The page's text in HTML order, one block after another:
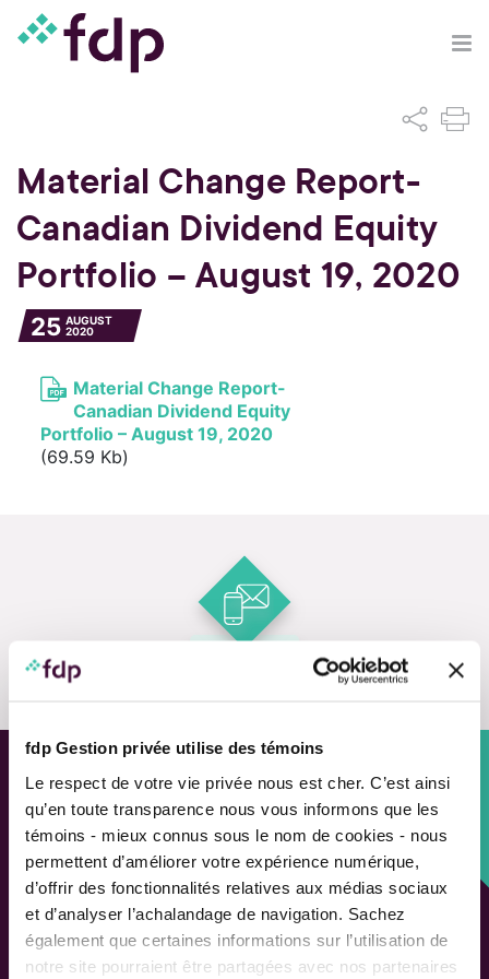
fdp Gestion privée utilise des témoins
Le respect de votre vie privée nous est cher. C’est ainsi
qu’en toute transparence nous vous informons que les
témoins - mieux connus sous le nom de cookies - nous
permettent d’améliorer votre expérience numérique,
d’offrir des fonctionnalités relatives aux médias sociaux
et d’analyser l’achalandage de navigation. Sachez
également que certaines informations sur l’utilisation de
notre site pourraient être partagées avec nos partenaires
Material Change Report-
Canadian Dividend Equity
Portfolio – August 19, 2020
25 AUGUST
2020
Material Change Report-
Canadian Dividend Equity
Portfolio – August 19, 2020
(69.59 Kb)
Custom approach,
Adapted solutions.
FAST LINKS
Performance chart
Performance calculation